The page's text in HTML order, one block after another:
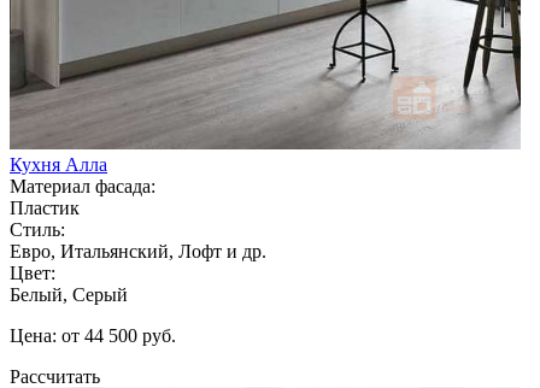
Кухня Алла
Материал фасада:
Пластик
Стиль:
Евро, Итальянский, Лофт и др.
Цвет:
Белый, Серый
Цена: от 44 500 руб.
Рассчитать